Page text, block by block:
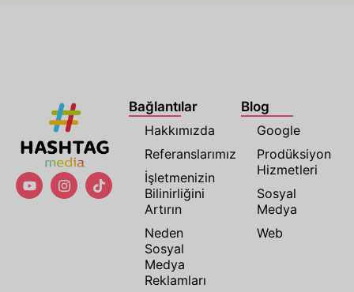
Bağlantılar
Hakkımızda
Referanslarımız
İşletmenizin
Bilinirliğini
Artırın
Neden
Sosyal
Medya
Reklamları
Blog
Google
Prodüksiyon
Hizmetleri
Sosyal
Medya
Web